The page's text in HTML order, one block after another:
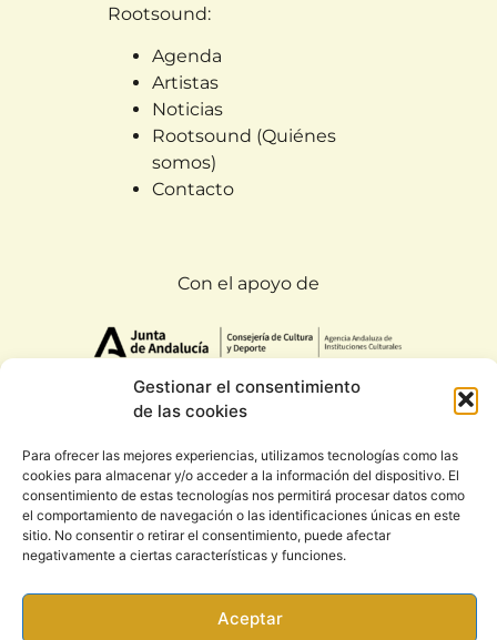
Gestionar el consentimiento
de las cookies
Para ofrecer las mejores experiencias, utilizamos tecnologías como las
cookies para almacenar y/o acceder a la información del dispositivo. El
consentimiento de estas tecnologías nos permitirá procesar datos como
el comportamiento de navegación o las identificaciones únicas en este
sitio. No consentir o retirar el consentimiento, puede afectar
negativamente a ciertas características y funciones.
Aceptar
Rootsound:
Agenda
Artistas
Noticias
Rootsound (Quiénes
somos)
Contacto
Con el apoyo de
Todos los derechos reservados. Rootsound 2020
|Condiciones generales y política de privacidad